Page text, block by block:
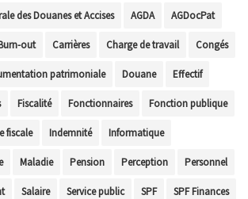
des Douanes et Accises AGDA AGDocPat
out Carrières Charge de travail Congés
patrimoniale Douane Effectif
Fiscalité Fonctionnaires Fonction publique
fiscale Indemnité Informatique
Maladie Pension Perception Personnel
Salaire Service public SPF SPF Finances